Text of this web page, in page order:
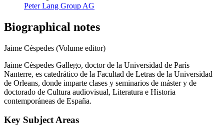
Peter Lang Group AG
Biographical notes
Jaime Céspedes (Volume editor)
Jaime Céspedes Gallego, doctor de la Universidad de París
Nanterre, es catedrático de la Facultad de Letras de la Universidad
de Orleans, donde imparte clases y seminarios de máster y de
doctorado de Cultura audiovisual, Literatura e Historia
contemporáneas de España.
Key Subject Areas